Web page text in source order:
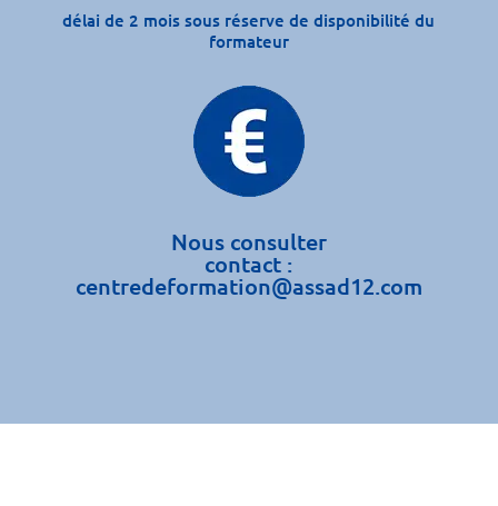
délai de 2 mois sous réserve de disponibilité du
formateur
Nous consulter
contact :
centredeformation@assad12.com